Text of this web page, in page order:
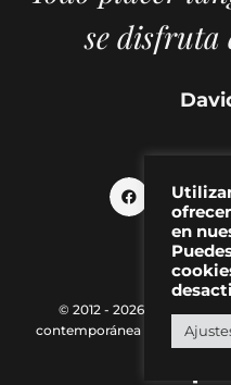
se disfruta
© 2012 - 2026 MAKMA |
contemporánea |
Política de
en